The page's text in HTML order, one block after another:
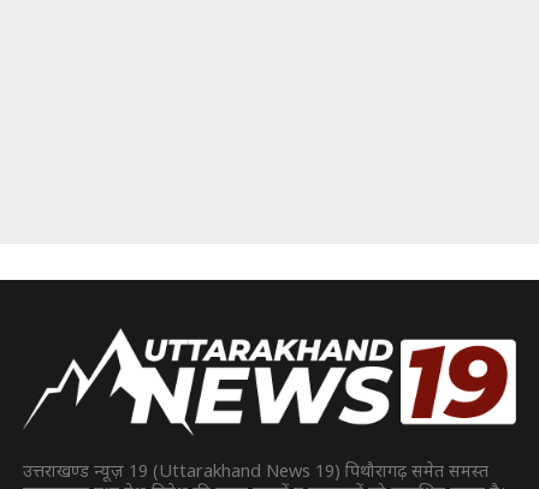
उत्तराखण्ड न्यूज़ 19 (Uttarakhand News 19) पिथौरागढ़ समेत समस्त